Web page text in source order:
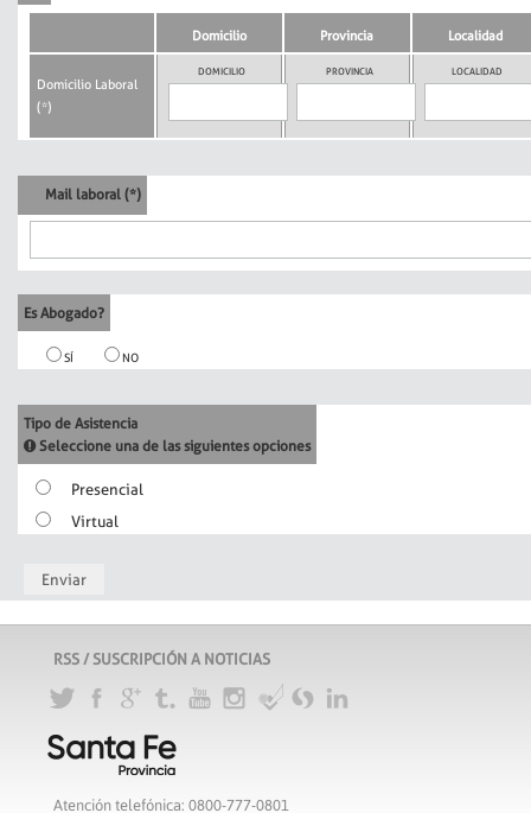
Domicilio Provincia Localidad
Domicilio Laboral
(*)
DOMICILIO PROVINCIA LOCALIDAD
Mail laboral (*)
Es Abogado?
SÍ NO
Tipo de Asistencia
Seleccione una de las siguientes opciones
Presencial
Virtual
Enviar
RSS / SUSCRIPCIÓN A NOTICIAS
Atención telefónica: 0800-777-0801